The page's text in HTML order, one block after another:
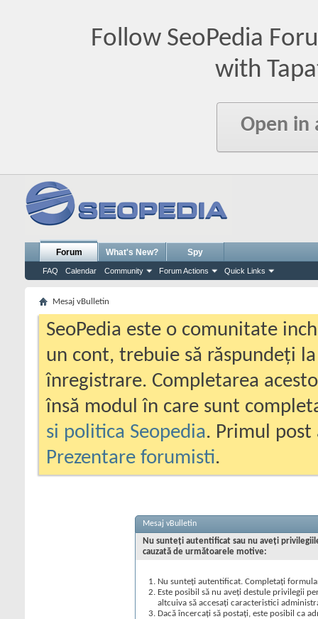
Follow SeoPedia
with
Open in
Forum
FAQ Calendar Community Forum Actions Quick Links
What's New? Spy
Mesaj vBulletin
SeoPedia este o comunitate
un cont, trebuie să răspundeți
înregistrare. Completarea
însă modul în care sunt
si politica Seopedia. Primul
Prezentare forumisti.
Mesaj vBulletin
Nu sunteţi autentificat sau nu aveţi
cauzată de următoarele motive:
Nu sunteţi autentificat. Completaţi
Este posibil să nu aveţi destule privilegii
altcuiva să accesaţi caracteristici
Dacă încercaţi să postaţi, este posibil ca